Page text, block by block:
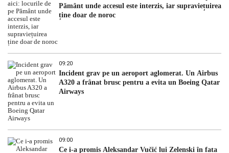
Pământ unde accesul este interzis, iar supraviețuirea
ține doar de noroc
09:20
Incident grav pe un aeroport aglomerat. Un Airbus
A320 a frânat brusc pentru a evita un Boeing Qatar
Airways
09:00
Ce i-a promis Aleksandar Vučić lui Zelenski în fața